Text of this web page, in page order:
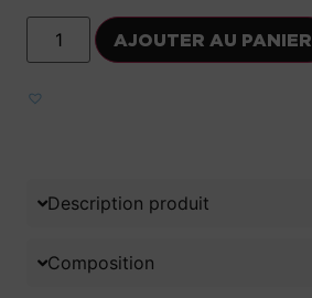
AJOUTER AU PANIER
Description produit
Composition